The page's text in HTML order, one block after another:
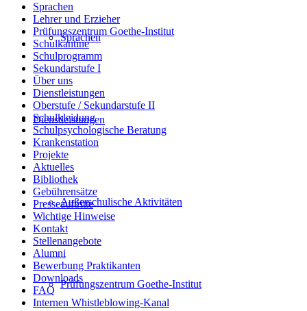
Sprachen
Dienstleistungen
Außerschulische Aktivitäten
Prüfungszentrum Goethe-Institut
Sprachen
Lehrer und Erzieher
Prüfungszentrum Goethe-Institut
Schulkantine
Schulprogramm
Sekundarstufe I
Über uns
Dienstleistungen
Oberstufe / Sekundarstufe II
Schulkleidung
Schulpsychologische Beratung
Krankenstation
Projekte
Aktuelles
Bibliothek
Gebührensätze
Presseauftritte
Wichtige Hinweise
Kontakt
Stellenangebote
Alumni
Bewerbung Praktikanten
Downloads
FAQ
Internen Whistleblowing-Kanal